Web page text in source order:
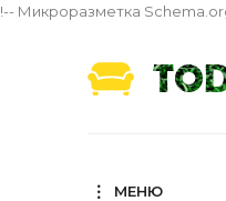
!-- Микроразметка
МЕНЮ